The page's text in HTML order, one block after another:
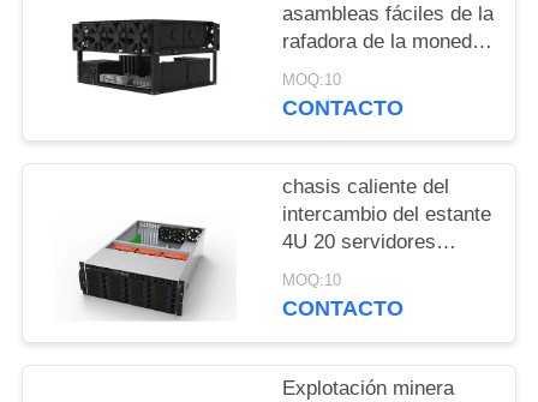
asambleas fáciles de la
rafadora de la moneda
de Rig Frame Open Air
Chia de la explotación
MOQ:10
CONTACTO
chasis caliente del
intercambio del estante
4U 20 servidores
montados en rack del
almacenamiento del
las bahías
MOQ:10
CONTACTO
Explotación minera